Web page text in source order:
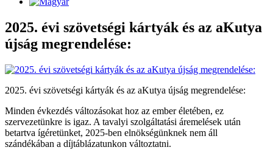
2025. évi szövetségi kártyák és az aKutya
újság megrendelése:
2025. évi szövetségi kártyák és az aKutya újság megrendelése:
Minden évkezdés változásokat hoz az ember életében, ez
szervezetünkre is igaz. A tavalyi szolgáltatási áremelések után
betartva ígéretünket, 2025-ben elnökségünknek nem áll
szándékában a díjtáblázatunkon változtatni.